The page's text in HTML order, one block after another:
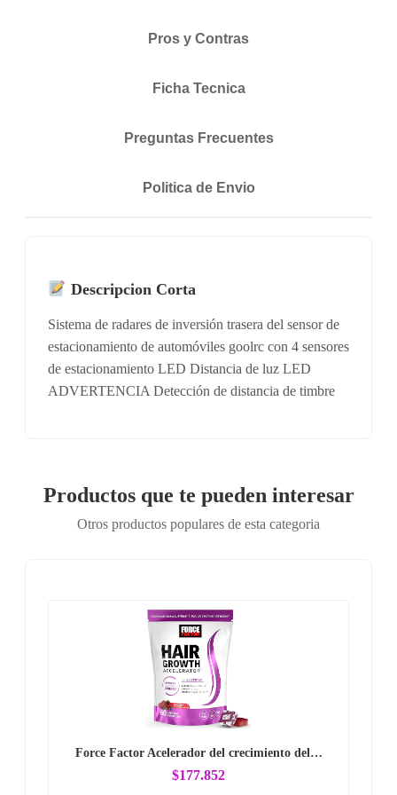
Pros y Contras
Ficha Tecnica
Preguntas Frecuentes
Politica de Envio
Descripcion Corta
Sistema de radares de inversión trasera del sensor de
estacionamiento de automóviles goolrc con 4 sensores
de estacionamiento LED Distancia de luz LED
ADVERTENCIA Detección de distancia de timbre
Productos que te pueden interesar
Otros productos populares de esta categoria
Force Factor Acelerador del crecimiento del…
$177.852